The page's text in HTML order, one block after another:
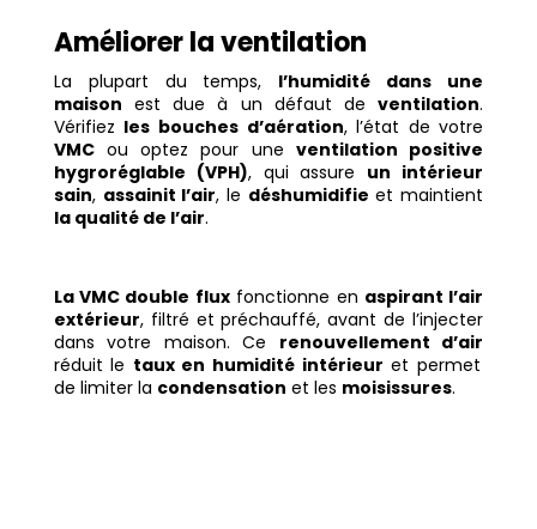
Améliorer la ventilation
La plupart du temps, l’humidité dans une
maison est due à un défaut deventilation.
Vérifiez les bouches d’aération, l’état de votre
VMCou optez pour une ventilation positive
hygroréglable (VPH), qui assure un intérieur
sain, assainit l’air, le déshumidifie et maintient
la qualité de l’air.
La VMC double fluxfonctionne en aspirant l’air
extérieur, filtré et préchauffé, avant de l’injecter
dans votre maison. Ce renouvellement d’air
réduit le taux en humidité intérieur et permet
de limiter la condensation et les moisissures.